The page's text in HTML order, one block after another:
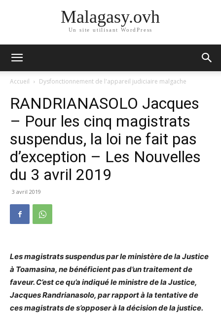
Malagasy.ovh
Un site utilisant WordPress
Accueil Dysfonctionnement de l'appareil judiciaire malgache
RANDRIANASOLO Jacques
– Pour les cinq magistrats
suspendus, la loi ne fait pas
d’exception – Les Nouvelles
du 3 avril 2019
3 avril 2019
Les magistrats suspendus par le ministère de la Justice
à Toamasina, ne bénéficient pas d’un traitement de
faveur. C’est ce qu’a indiqué le ministre de la Justice,
Jacques Randrianasolo, par rapport à la tentative de
ces magistrats de s’opposer à la décision de la justice.